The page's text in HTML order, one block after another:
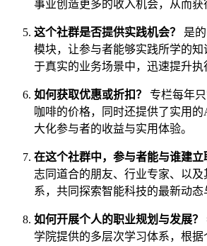
事业创造更多的收入机会，从而获
这个社群是否提供实践机会？
是
模块，让参与者能够实践所学的知
于真实的业务场景中，迅速提升执
如何获取优惠或折扣？
专栏每年
咖啡的价格，同时还提供了实用
大化参与者的收益与实用体验。
在这个社群中，参与者能与谁建立
志同道合的朋友、行业专家、以
系，共同探索智能科技的最新动态
如何开展个人的职业规划与发展？
学院提供的多层次学习体系，根据